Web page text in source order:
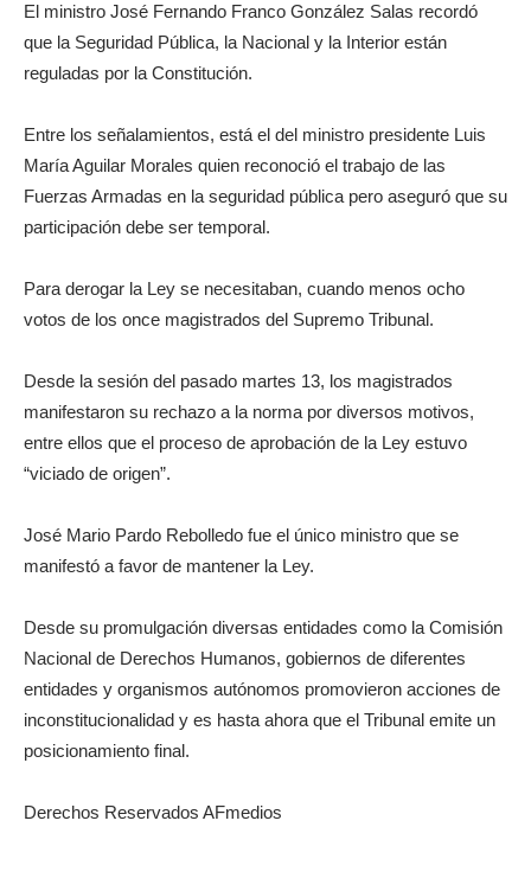
El ministro José Fernando Franco González Salas recordó
que la Seguridad Pública, la Nacional y la Interior están
reguladas por la Constitución.
Entre los señalamientos, está el del ministro presidente Luis
María Aguilar Morales quien reconoció el trabajo de las
Fuerzas Armadas en la seguridad pública pero aseguró que su
participación debe ser temporal.
Para derogar la Ley se necesitaban, cuando menos ocho
votos de los once magistrados del Supremo Tribunal.
Desde la sesión del pasado martes 13, los magistrados
manifestaron su rechazo a la norma por diversos motivos,
entre ellos que el proceso de aprobación de la Ley estuvo
“viciado de origen”.
José Mario Pardo Rebolledo fue el único ministro que se
manifestó a favor de mantener la Ley.
Desde su promulgación diversas entidades como la Comisión
Nacional de Derechos Humanos, gobiernos de diferentes
entidades y organismos autónomos promovieron acciones de
inconstitucionalidad y es hasta ahora que el Tribunal emite un
posicionamiento final.
Derechos Reservados AFmedios